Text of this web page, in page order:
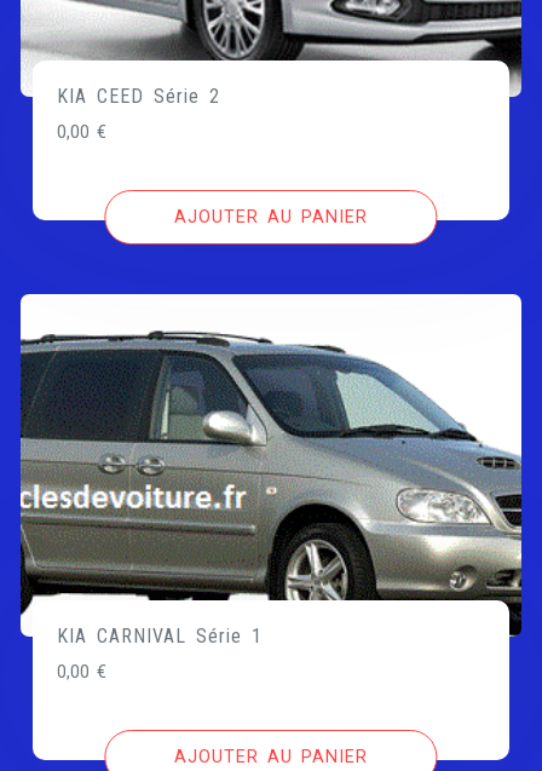
KIA CEED Série 2
0,00€
AJOUTER AU PANIER
KIA CARNIVAL Série 1
0,00€
AJOUTER AU PANIER